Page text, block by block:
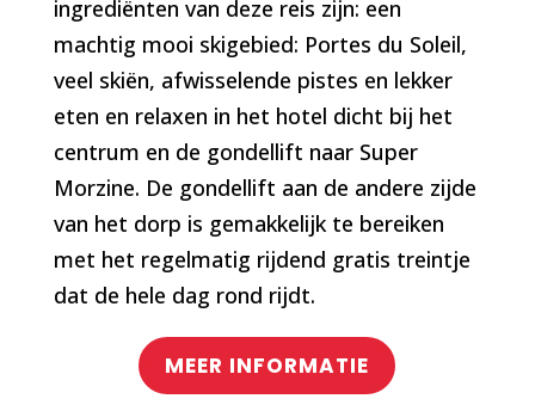
ingrediënten van deze reis zijn: een
machtig mooi skigebied: Portes du Soleil,
veel skiën, afwisselende pistes en lekker
eten en relaxen in het hotel dicht bij het
centrum en de gondellift naar Super
Morzine. De gondellift aan de andere zijde
van het dorp is gemakkelijk te bereiken
met het regelmatig rijdend gratis treintje
dat de hele dag rond rijdt.
MEER INFORMATIE